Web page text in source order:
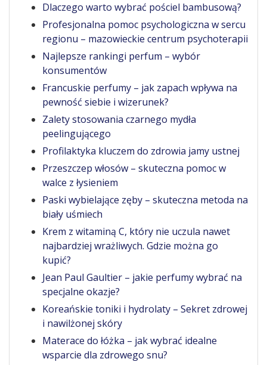
Dlaczego warto wybrać pościel bambusową?
Profesjonalna pomoc psychologiczna w sercu
regionu – mazowieckie centrum psychoterapii
Najlepsze rankingi perfum – wybór
konsumentów
Francuskie perfumy – jak zapach wpływa na
pewność siebie i wizerunek?
Zalety stosowania czarnego mydła
peelingującego
Profilaktyka kluczem do zdrowia jamy ustnej
Przeszczep włosów – skuteczna pomoc w
walce z łysieniem
Paski wybielające zęby – skuteczna metoda na
biały uśmiech
Krem z witaminą C, który nie uczula nawet
najbardziej wrażliwych. Gdzie można go
kupić?
Jean Paul Gaultier – jakie perfumy wybrać na
specjalne okazje?
Koreańskie toniki i hydrolaty – Sekret zdrowej
i nawilżonej skóry
Materace do łóżka – jak wybrać idealne
wsparcie dla zdrowego snu?